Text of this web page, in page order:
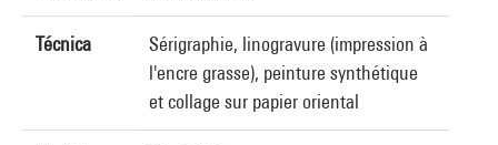
Técnica
Sérigraphie, linogravure (impression à
l'encre grasse), peinture synthétique
et collage sur papier oriental